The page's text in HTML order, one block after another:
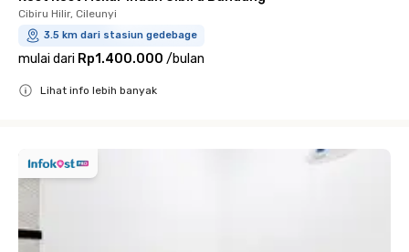
Cibiru Hilir, Cileunyi
3.5 km dari stasiun gedebage
mulai dari Rp1.400.000 /bulan
Lihat info lebih banyak